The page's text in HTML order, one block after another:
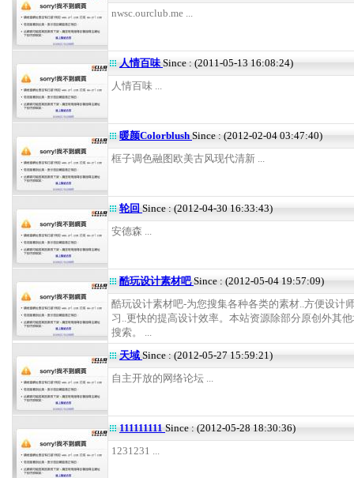
nwsc.ourclub.me ...
人情百味Since : (2011-05-13 16:08:24)
人情百味 ...
暖颜Colorblush Since : (2012-02-04 03:47:40)
框子调色融图欧美古风现代清新 ...
轮回 Since : (2012-04-30 16:33:43)
安德森 ...
酷玩设计素材吧Since : (2012-05-04 19:57:09)
酷玩设计素材吧-为您搜集各种各类的素材..方便设计
习..更快的提高设计效率。本站资源除部分原创外其
搜索。 ...
天域 Since : (2012-05-27 15:59:21)
自主开放的网络论坛 ...
111111111 Since : (2012-05-28 18:30:36)
1231231 ...